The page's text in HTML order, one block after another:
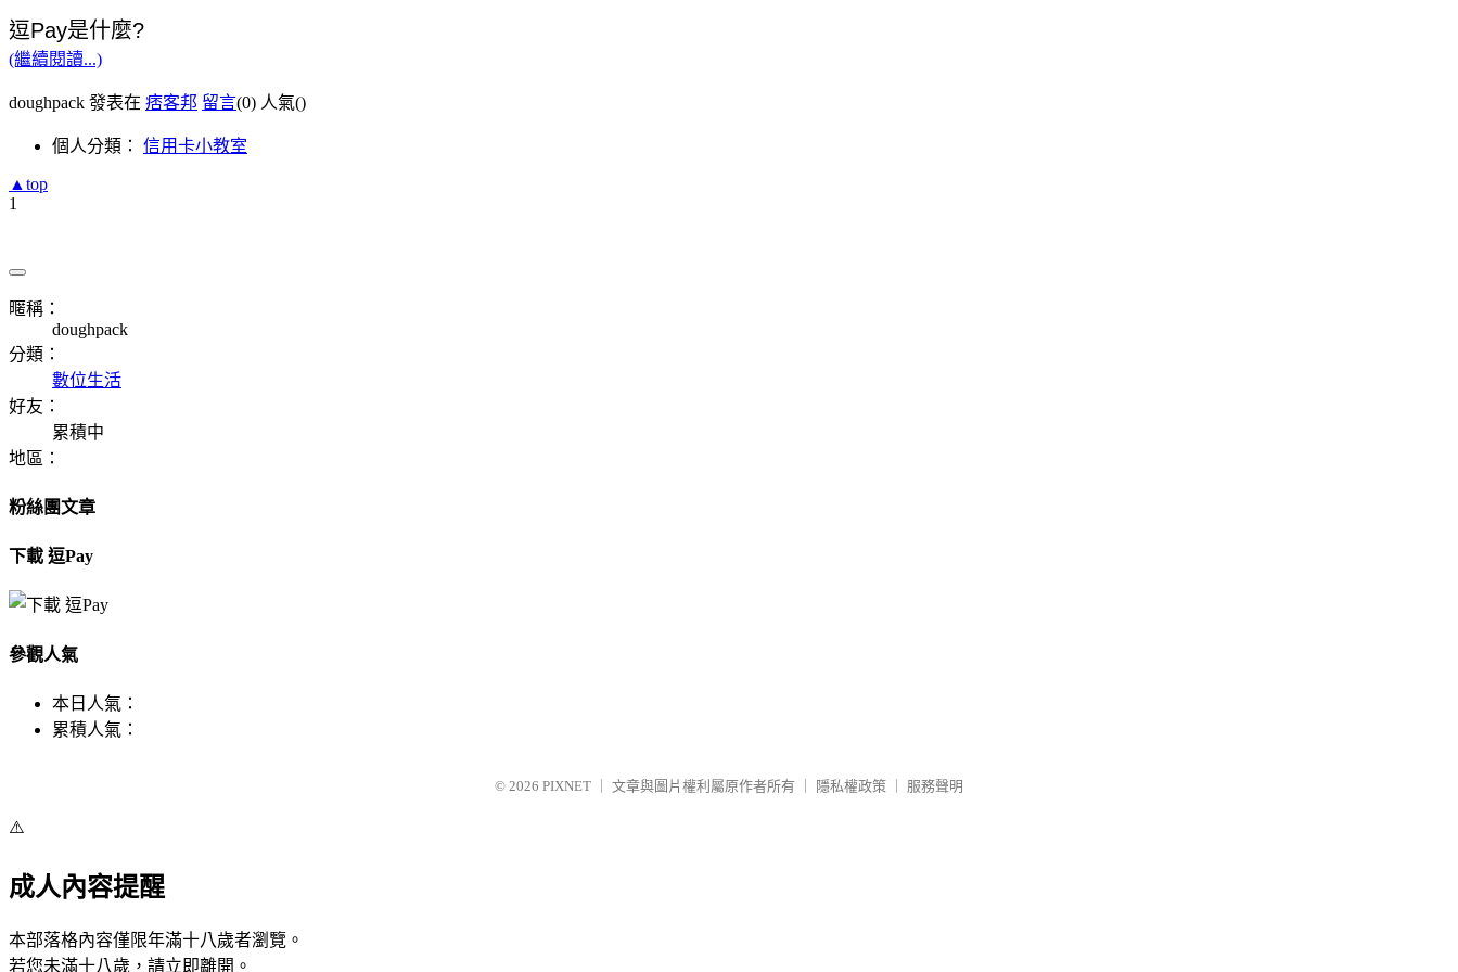
逗Pay是什麼?
(繼續閱讀...)
doughpack 發表在 痞客邦 留言(0) 人氣()
個人分類： 信用卡小教室
▲top
1
暱稱：
doughpack
分類：
數位生活
好友：
累積中
地區：
粉絲團文章
下載 逗Pay
參觀人氣
本日人氣：
累積人氣：
© 2026 PIXNET 文章與圖片權利屬原作者所有 隱私權政策 服務聲明
⚠️
成人內容提醒
本部落格內容僅限年滿十八歲者瀏覽。
若您未滿十八歲，請立即離開。